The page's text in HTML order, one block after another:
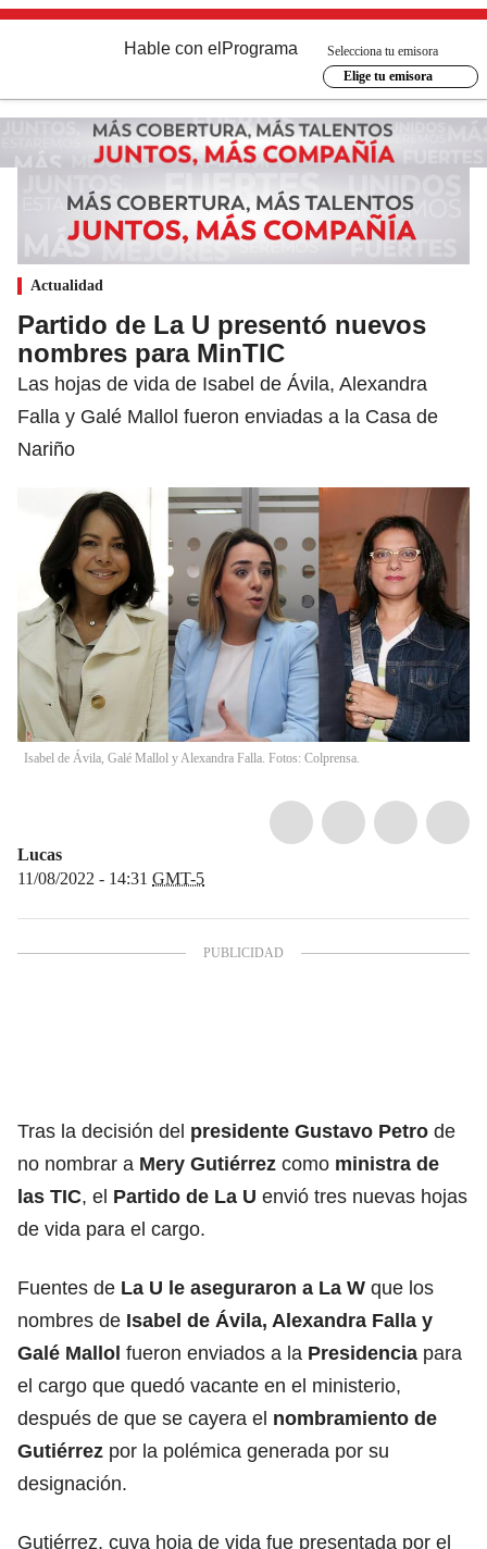
Hable con el Programa
Selecciona tu emisora
Elige tu emisora
Actualidad
Partido de La U presentó nuevos
nombres para MinTIC
Las hojas de vida de Isabel de Ávila, Alexandra
Falla y Galé Mallol fueron enviadas a la Casa de
Nariño
Isabel de Ávila, Galé Mallol y Alexandra Falla. Fotos: Colprensa.
Lucas
11/08/2022 - 14:31 GMT-5
Tras la decisión del presidente Gustavo Petro de
no nombrar a Mery Gutiérrez como ministra de
las TIC, el Partido de La U envió tres nuevas hojas
de vida para el cargo.
Fuentes de La U le aseguraron a La W que los
nombres de Isabel de Ávila, Alexandra Falla y
Galé Mallol fueron enviados a la Presidencia para
el cargo que quedó vacante en el ministerio,
después de que se cayera el nombramiento de
Gutiérrez por la polémica generada por su
designación.
Gutiérrez, cuya hoja de vida fue presentada por el